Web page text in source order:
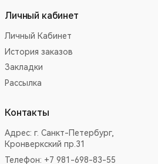
Личный кабинет
Личный Кабинет
История заказов
Закладки
Рассылка
Контакты
Адрес: г. Санкт-Петербург,
Кронверкский пр.31
Телефон: +7 981-698-83-55